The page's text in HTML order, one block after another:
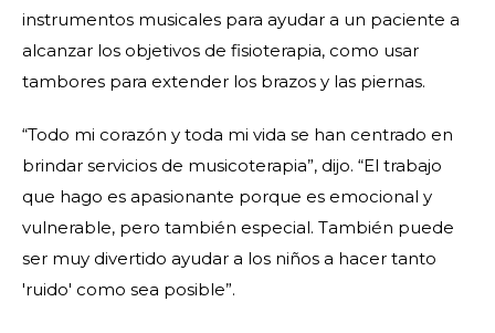
instrumentos musicales para ayudar a un paciente a
alcanzar los objetivos de fisioterapia, como usar
tambores para extender los brazos y las piernas.
“Todo mi corazón y toda mi vida se han centrado en
brindar servicios de musicoterapia”, dijo. “El trabajo
que hago es apasionante porque es emocional y
vulnerable, pero también especial. También puede
ser muy divertido ayudar a los niños a hacer tanto
'ruido' como sea posible”.